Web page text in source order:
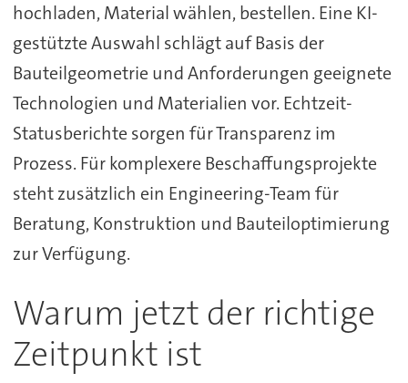
hochladen, Material wählen, bestellen. Eine KI-
gestützte Auswahl schlägt auf Basis der
Bauteilgeometrie und Anforderungen geeignete
Technologien und Materialien vor. Echtzeit-
Statusberichte sorgen für Transparenz im
Prozess. Für komplexere Beschaffungsprojekte
steht zusätzlich ein Engineering-Team für
Beratung, Konstruktion und Bauteiloptimierung
zur Verfügung.
Warum jetzt der richtige
Zeitpunkt ist